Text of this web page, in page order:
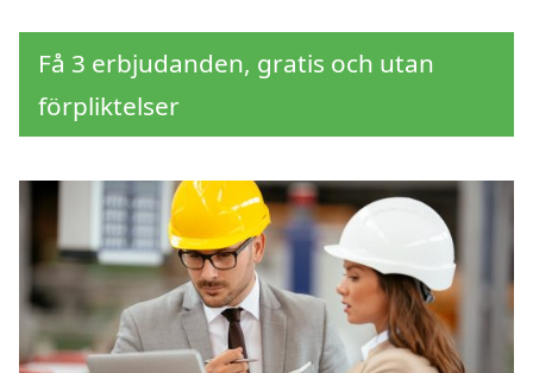
Få 3 erbjudanden, gratis och utan
förpliktelser